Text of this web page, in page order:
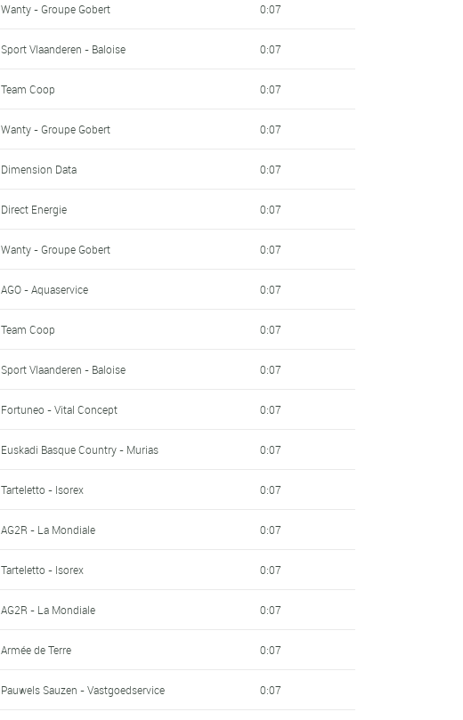
Wanty - Groupe Gobert 0:07
Sport Vlaanderen - Baloise 0:07
Team Coop 0:07
Wanty - Groupe Gobert 0:07
Dimension Data 0:07
Direct Energie 0:07
Wanty - Groupe Gobert 0:07
AGO - Aquaservice 0:07
Team Coop 0:07
Sport Vlaanderen - Baloise 0:07
Fortuneo - Vital Concept 0:07
Euskadi Basque Country - Murias 0:07
Tarteletto - Isorex 0:07
AG2R - La Mondiale 0:07
Tarteletto - Isorex 0:07
AG2R - La Mondiale 0:07
Armée de Terre 0:07
Pauwels Sauzen - Vastgoedservice 0:07